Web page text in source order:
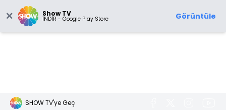
Show TV
İNDİR - Google Play Store Görüntüle
SHOW TV'ye Geç